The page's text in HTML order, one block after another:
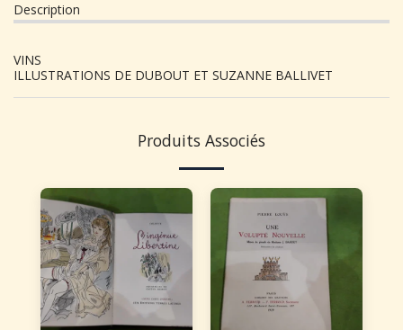
Description
VINS
ILLUSTRATIONS DE DUBOUT ET SUZANNE BALLIVET
Produits Associés